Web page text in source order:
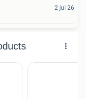
2 jul 26